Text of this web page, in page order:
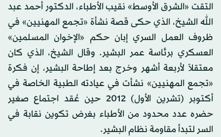
التقت «الشرق الأوسط» نقيب الأطباء، الدكتور أحمد عبد
الله الشيخ، الذي حكى قصة نشأة «تجمع المهنيين» في
ظروف العمل السري إبان حكم «الإخوان المسلمين»
العسكري برئاسة عمر البشير. وقال الشيخ، الذي كان
معتقلاً لأربعة أشهر وخرج بعد إطاحة البشير، إن فكرة
«تجمع المهنيين» نشأت في عيادته الطبية الخاصة في
أكتوبر (تشرين الأول) 2012 حين عُقد اجتماع صغير
حضره عدد محدود من الأطباء بغرض تكوين نقابة في
السر لتبدأ مقاومة نظام البشير.